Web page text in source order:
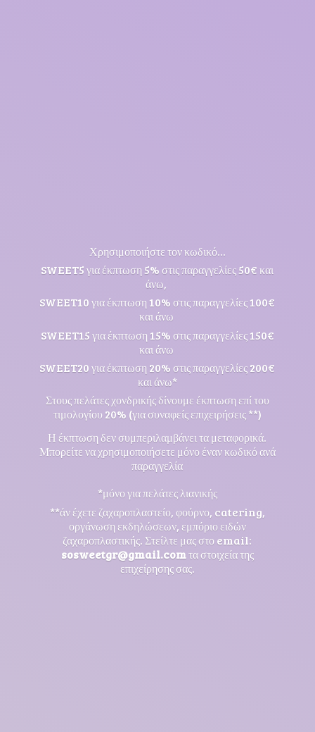
Χρησιμοποιήστε τον κωδικό...
SWEET5 για έκπτωση 5% στις παραγγελίες 50€ και
άνω,
SWEET10 για έκπτωση 10% στις παραγγελίες 100€
και άνω
SWEET15 για έκπτωση 15% στις παραγγελίες 150€
και άνω
SWEET20 για έκπτωση 20% στις παραγγελίες 200€
και άνω*
Στους πελάτες χονδρικής δίνουμε έκπτωση επί του
τιμολογίου 20% (για συναφείς επιχειρήσεις **)
Η έκπτωση δεν συμπεριλαμβάνει τα μεταφορικά.
Μπορείτε να χρησιμοποιήσετε μόνο έναν κωδικό ανά
παραγγελία
*μόνο για πελάτες λιανικής
**άν έχετε ζαχαροπλαστείο, φούρνο, catering,
οργάνωση εκδηλώσεων, εμπόριο ειδών
ζαχαροπλαστικής. Στείλτε μας στο email:
sosweetgr@gmail.comτα στοιχεία της
επιχείρησης σας.